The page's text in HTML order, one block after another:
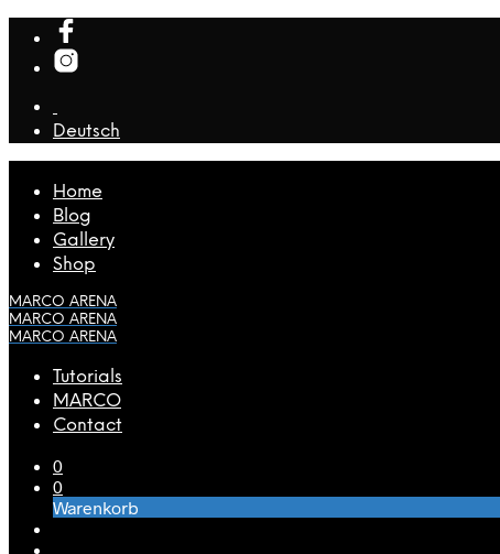
Deutsch
Home
Blog
Gallery
Shop
MARCO ARENA
MARCO ARENA
MARCO ARENA
Tutorials
MARCO
Contact
0
0
Warenkorb